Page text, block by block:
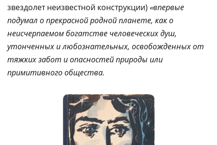
звездолет неизвестной конструкции) «впервые
подумал о прекрасной родной планете, как о
неисчерпаемом богатстве человеческих душ,
утонченных и любознательных, освобожденных от
тяжких забот и опасностей природы или
примитивного общества.